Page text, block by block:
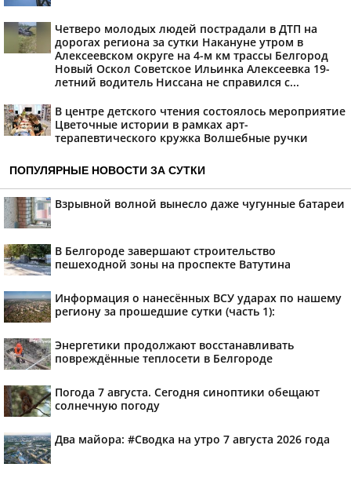
Четверо молодых людей пострадали в ДТП на
дорогах региона за сутки Накануне утром в
Алексеевском округе на 4-м км трассы Белгород
Новый Оскол Советское Ильинка Алексеевка 19-
летний водитель Ниссана не справился с...
В центре детского чтения состоялось мероприятие
Цветочные истории в рамках арт-
терапевтического кружка Волшебные ручки
ПОПУЛЯРНЫЕ НОВОСТИ ЗА СУТКИ
Взрывной волной вынесло даже чугунные батареи
В Белгороде завершают строительство
пешеходной зоны на проспекте Ватутина
Информация о нанесённых ВСУ ударах по нашему
региону за прошедшие сутки (часть 1):
Энергетики продолжают восстанавливать
повреждённые теплосети в Белгороде
Погода 7 августа. Сегодня синоптики обещают
солнечную погоду
Два майора: #Сводка на утро 7 августа 2026 года